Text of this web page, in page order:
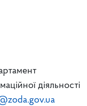
діяльності